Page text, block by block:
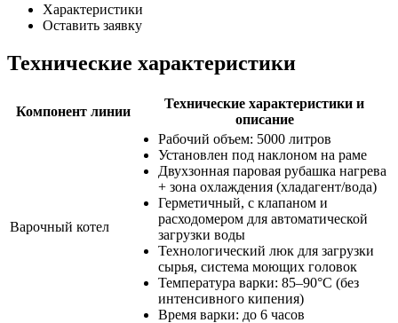
Характеристики
Оставить заявку
Технические характеристики
Компонент линии
Технические характеристики и
описание
Варочный котел
Рабочий объем: 5000 литров
Установлен под наклоном на раме
Двухзонная паровая рубашка нагрева
+ зона охлаждения (хладагент/вода)
Герметичный, с клапаном и
расходомером для автоматической
загрузки воды
Технологический люк для загрузки
сырья, система моющих головок
Температура варки: 85–90°C (без
интенсивного кипения)
Время варки: до 6 часов